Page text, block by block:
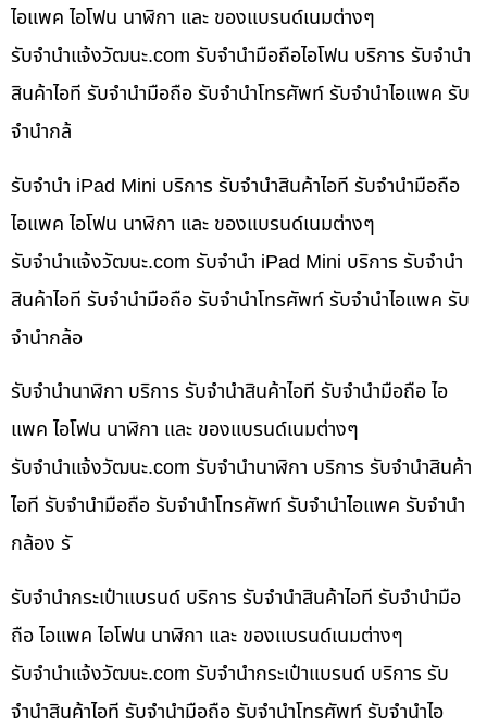
ไอแพค ไอโฟน นาฬิกา และ ของแบรนด์เนมต่างๆ
รับจํานําแจ้งวัฒนะ.com รับจำนำมือถือไอโฟน บริการ รับจำนำ
สินค้าไอที รับจำนำมือถือ รับจำนำโทรศัพท์ รับจำนำไอแพค รับ
จำนำกล้
รับจำนำ iPad Mini บริการ รับจำนำสินค้าไอที รับจำนำมือถือ
ไอแพค ไอโฟน นาฬิกา และ ของแบรนด์เนมต่างๆ
รับจํานําแจ้งวัฒนะ.com รับจำนำ iPad Mini บริการ รับจำนำ
สินค้าไอที รับจำนำมือถือ รับจำนำโทรศัพท์ รับจำนำไอแพค รับ
จำนำกล้อ
รับจำนำนาฬิกา บริการ รับจำนำสินค้าไอที รับจำนำมือถือ ไอ
แพค ไอโฟน นาฬิกา และ ของแบรนด์เนมต่างๆ
รับจํานําแจ้งวัฒนะ.com รับจำนำนาฬิกา บริการ รับจำนำสินค้า
ไอที รับจำนำมือถือ รับจำนำโทรศัพท์ รับจำนำไอแพค รับจำนำ
กล้อง รั
รับจำนำกระเป๋าแบรนด์ บริการ รับจำนำสินค้าไอที รับจำนำมือ
ถือ ไอแพค ไอโฟน นาฬิกา และ ของแบรนด์เนมต่างๆ
รับจํานําแจ้งวัฒนะ.com รับจำนำกระเป๋าแบรนด์ บริการ รับ
จำนำสินค้าไอที รับจำนำมือถือ รับจำนำโทรศัพท์ รับจำนำไอ